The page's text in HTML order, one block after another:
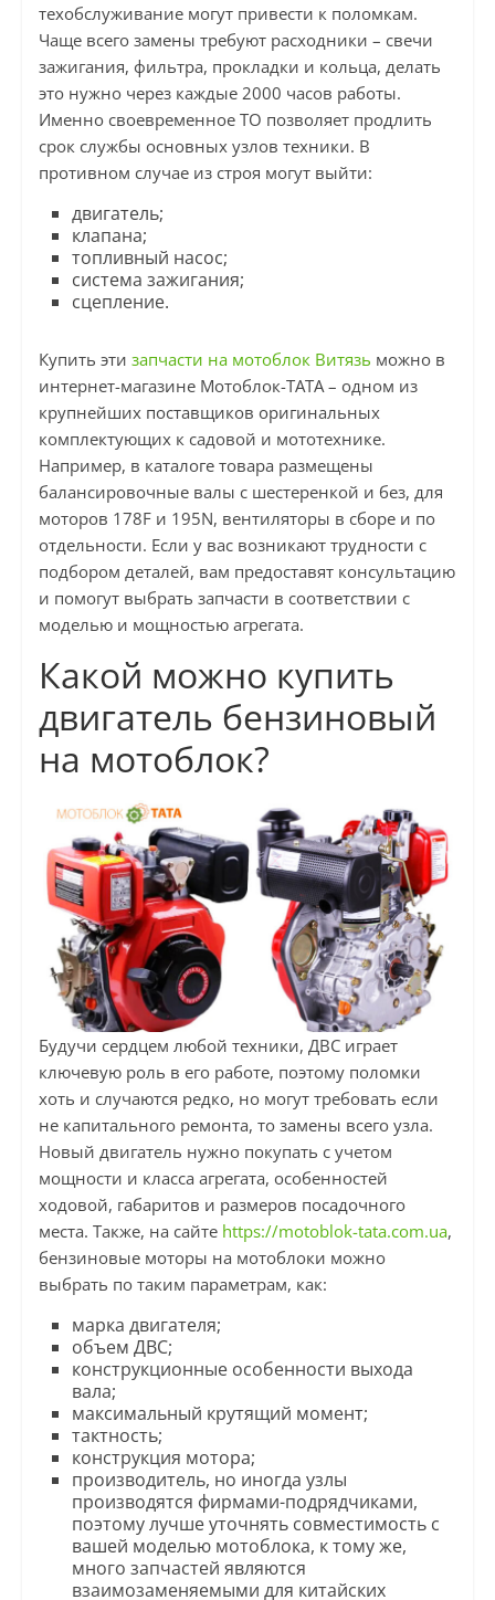
техобслуживание могут привести к поломкам.
Чаще всего замены требуют расходники – свечи
зажигания, фильтра, прокладки и кольца, делать
это нужно через каждые 2000 часов работы.
Именно своевременное ТО позволяет продлить
срок службы основных узлов техники. В
противном случае из строя могут выйти:
двигатель;
клапана;
топливный насос;
система зажигания;
сцепление.
Купить эти запчасти на мотоблок Витязь можно в
интернет-магазине Мотоблок-ТАТА – одном из
крупнейших поставщиков оригинальных
комплектующих к садовой и мототехнике.
Например, в каталоге товара размещены
балансировочные валы с шестеренкой и без, для
моторов 178F и 195N, вентиляторы в сборе и по
отдельности. Если у вас возникают трудности с
подбором деталей, вам предоставят консультацию
и помогут выбрать запчасти в соответствии с
моделью и мощностью агрегата.
Какой можно купить
двигатель бензиновый
на мотоблок?
Будучи сердцем любой техники, ДВС играет
ключевую роль в его работе, поэтому поломки
хоть и случаются редко, но могут требовать если
не капитального ремонта, то замены всего узла.
Новый двигатель нужно покупать с учетом
мощности и класса агрегата, особенностей
ходовой, габаритов и размеров посадочного
места. Также, на сайте https://motoblok-tata.com.ua,
бензиновые моторы на мотоблоки можно
выбрать по таким параметрам, как:
марка двигателя;
объем ДВС;
конструкционные особенности выхода
вала;
максимальный крутящий момент;
тактность;
конструкция мотора;
производитель, но иногда узлы
производятся фирмами-подрядчиками,
поэтому лучше уточнять совместимость с
вашей моделью мотоблока, к тому же,
много запчастей являются
взаимозаменяемыми для китайских